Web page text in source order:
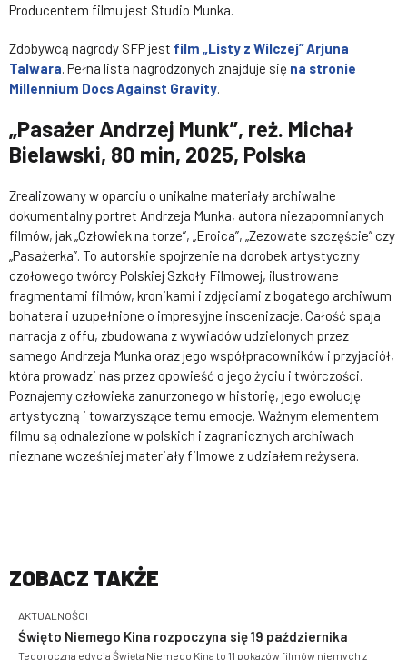
Producentem filmu jest Studio Munka.
Zdobywcą nagrody SFP jest film „Listy z Wilczej” Arjuna
Talwara . Pełna lista nagrodzonych znajduje się na stronie
Millennium Docs Against Gravity
„Pasażer Andrzej Munk”, reż. Michał
Bielawski, 80 min, 2025, Polska
Zrealizowany w oparciu o unikalne materiały archiwalne
dokumentalny portret Andrzeja Munka, autora niezapomnianych
filmów, jak „Człowiek na torze”, „Eroica”, „Zezowate szczęście” czy
„Pasażerka”. To autorskie spojrzenie na dorobek artystyczny
czołowego twórcy Polskiej Szkoły Filmowej, ilustrowane
fragmentami filmów, kronikami i zdjęciami z bogatego archiwum
bohatera i uzupełnione o impresyjne inscenizacje. Całość spaja
narracja z offu, zbudowana z wywiadów udzielonych przez
samego Andrzeja Munka oraz jego współpracowników i przyjaciół,
która prowadzi nas przez opowieść o jego życiu i twórczości.
Poznajemy człowieka zanurzonego w historię, jego ewolucję
artystyczną i towarzyszące temu emocje. Ważnym elementem
filmu są odnalezione w polskich i zagranicznych archiwach
nieznane wcześniej materiały filmowe z udziałem reżysera.
ZOBACZ TAKŻE
AKTUALNOŚCI
Święto Niemego Kina rozpoczyna się 19 października
Tegoroczna edycja Święta Niemego Kina to 11 pokazów filmów niemych z